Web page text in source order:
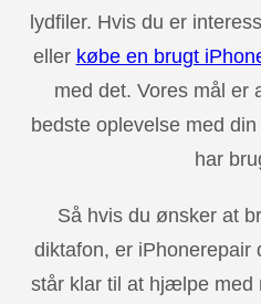
lydfiler. Hvis du er
eller købe en brugt
med det. Vores mål er
bedste oplevelse med
har
Så hvis du ønsker at
diktafon, er iPhonerepair
står klar til at hjælpe med